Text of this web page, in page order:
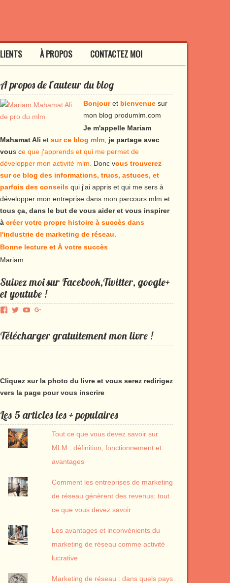
À PROPOS CONTACTEZ MOI
A propos de l’auteur du blog
Bonjouret bienvenue sur
mon blog produmlm.com
Je m'appelle Mariam
Mahamat Ali et sur ce blog mlm je partage avec
vous ce que j'apprends et qui me permet de
développer mon activité mlm.
Donc vous trouverez
sur ce blog des informations, trucs, astuces, et
parfois des conseils qui j'ai appris et qui me sers à
développer mon entreprise dans mon parcours mlm et
tous ça, dans le but de vous aider et vous inspirer
à créer votre propre histoire à succès dans
l'industrie de marketing de réseau.
Bonne lecture et À votre succès
Mariam
Suivez moi sur Facebook,Twitter, google+
et youtube !
Voir
de
Produmlm
Voir
de
porodumlm
Voir
de
UC_2UgAmhWDuaRIDwEQiQ9iA
de
produmlm
Télécharger gratuitement mon livre !
Cliquez sur la photo du livre et vous serez redirigez
vers la page pour vous inscrire
Les 5 articles les + populaires
Tout ce que vous devez savoir sur
MLM : définition, fonctionnement et
avantages
Comment les entreprises de marketing
de réseau génèrent des revenus: tout
ce que vous devez savoir
Les avantages et inconvénients du
marketing de réseau comme activité
lucrative
Marketing de réseau : dans quels pays